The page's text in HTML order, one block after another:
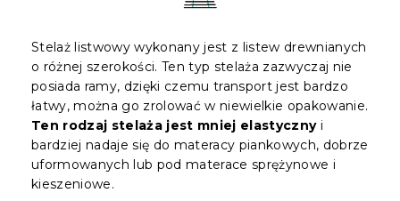
Stelaż listwowy wykonany jest z listew drewnianych
o różnej szerokości. Ten typ stelaża zazwyczaj nie
posiada ramy, dzięki czemu transport jest bardzo
łatwy, można go zrolować w niewielkie opakowanie.
Ten rodzaj stelaża jest mniej elastycznyi
bardziej nadaje się do materacy piankowych, dobrze
uformowanych lub pod materace sprężynowe i
kieszeniowe.